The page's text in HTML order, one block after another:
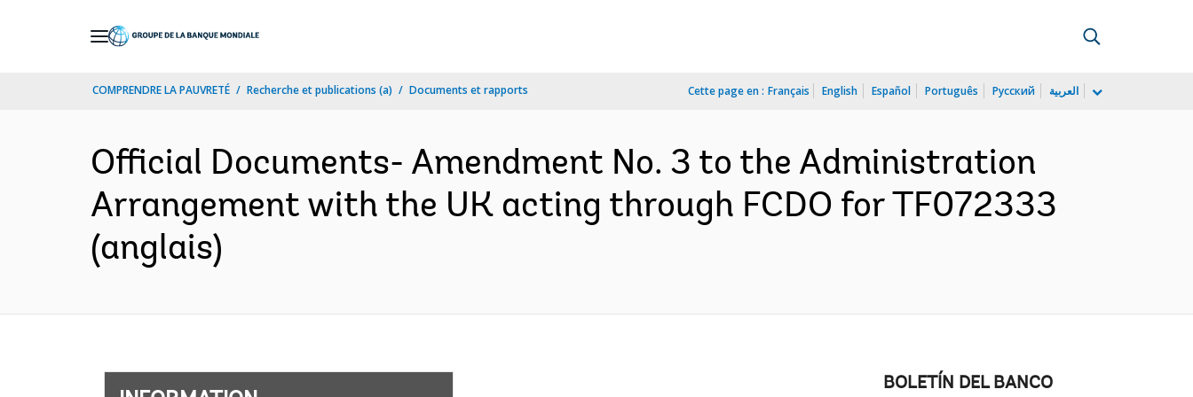
COMPRENDRE LA PAUVRETÉ Recherche et publications (a) Documents et rapports Cette page en : Français English Español Português Русский العربية
Official Documents- Amendment No. 3 to the Administration
Arrangement with the UK acting through FCDO for TF072333
(anglais)
BOLETÍN DEL BANCO